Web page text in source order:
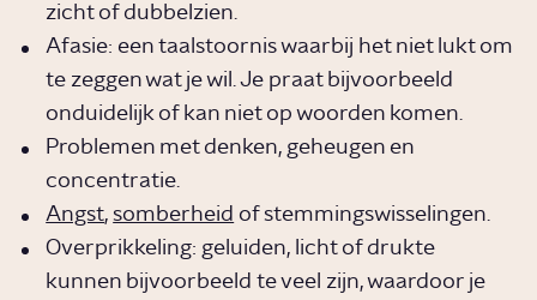
zicht of dubbelzien.
Afasie: een taalstoornis waarbij het niet lukt om
te zeggen wat je wil. Je praat bijvoorbeeld
onduidelijk of kan niet op woorden komen.
Problemen met denken, geheugen en
concentratie.
Angst,somberheid of stemmingswisselingen.
Overprikkeling: geluiden, licht of drukte
kunnen bijvoorbeeld te veel zijn, waardoor je